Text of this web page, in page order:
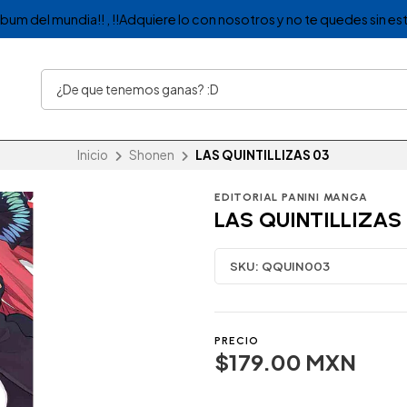
del mundia!! , !!Adquiere lo con nosotros y no te quedes sin
Inicio Shonen LAS QUINTILLIZAS 03
EDITORIAL PANINI MANGA
LAS
SKU: QQUIN003
PRECIO
$179.00 MXN